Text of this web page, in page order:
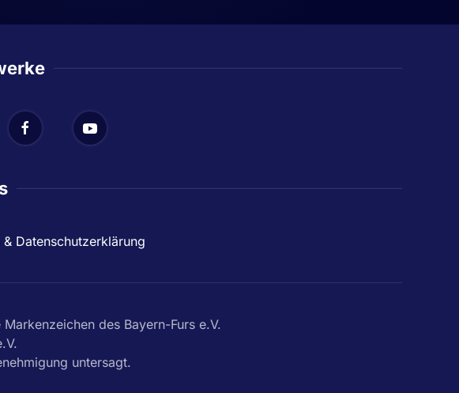
& Datenschutzerklärung
des Bayern-Furs e.V.
untersagt.